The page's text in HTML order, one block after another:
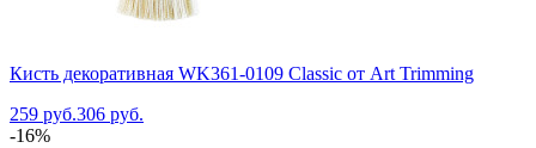
Кисть декоративная WK361-0109 Classic от Art Trimming
259 руб.306 руб.
-16%